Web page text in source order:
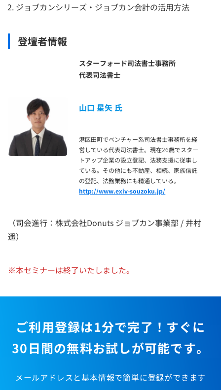
ジョブカンシリーズ・ジョブカン会計の活用方法
登壇者情報
スターフォード司法書士事務所
代表司法書士
山口 星矢 氏
港区田町でベンチャー系司法書士事務所を経
営している代表司法書士。現在26歳でスター
トアップ企業の設立登記、法務支援に従事し
ている。その他にも不動産、相続、家族信託
の登記、法務業務にも精通している。
http://www.exiv-souzoku.jp/
（司会進行：株式会社Donuts ジョブカン事業部 / 井村
遥）
※本セミナーは終了いたしました。
ご利用登録は1分で完了！すぐに
30日間の無料お試しが可能です。
メールアドレスと基本情報で簡単に登録ができます